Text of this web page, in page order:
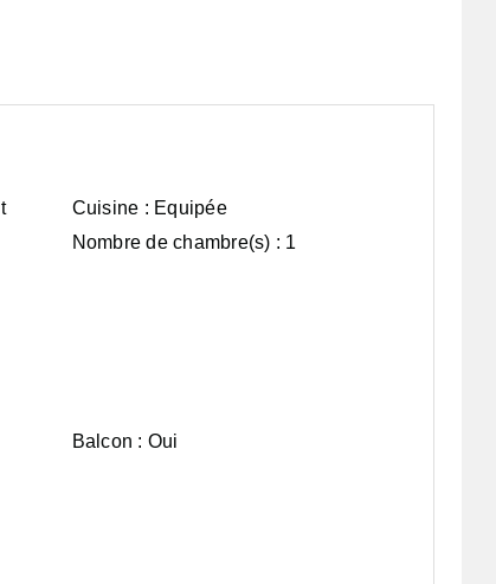
Cuisine : Equipée
Nombre de chambre(s) : 1
Balcon : Oui